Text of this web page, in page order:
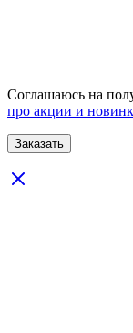
Соглашаюсь на
про акции и